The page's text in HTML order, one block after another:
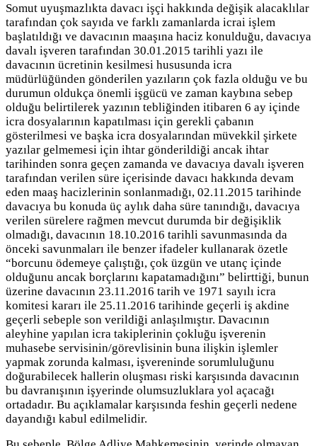
Somut uyuşmazlıkta davacı işçi hakkında değişik alacaklılar
tarafından çok sayıda ve farklı zamanlarda icrai işlem
başlatıldığı ve davacının maaşına haciz konulduğu, davacıya
davalı işveren tarafından 30.01.2015 tarihli yazı ile
davacının ücretinin kesilmesi hususunda icra
müdürlüğünden gönderilen yazıların çok fazla olduğu ve bu
durumun oldukça önemli işgücü ve zaman kaybına sebep
olduğu belirtilerek yazının tebliğinden itibaren 6 ay içinde
icra dosyalarının kapatılması için gerekli çabanın
gösterilmesi ve başka icra dosyalarından müvekkil şirkete
yazılar gelmemesi için ihtar gönderildiği ancak ihtar
tarihinden sonra geçen zamanda ve davacıya davalı işveren
tarafından verilen süre içerisinde davacı hakkında devam
eden maaş hacizlerinin sonlanmadığı, 02.11.2015 tarihinde
davacıya bu konuda üç aylık daha süre tanındığı, davacıya
verilen sürelere rağmen mevcut durumda bir değişiklik
olmadığı, davacının 18.10.2016 tarihli savunmasında da
önceki savunmaları ile benzer ifadeler kullanarak özetle
“borcunu ödemeye çalıştığı, çok üzgün ve utanç içinde
olduğunu ancak borçlarını kapatamadığını” belirttiği, bunun
üzerine davacının 23.11.2016 tarih ve 1971 sayılı icra
komitesi kararı ile 25.11.2016 tarihinde geçerli iş akdine
geçerli sebeple son verildiği anlaşılmıştır. Davacının
aleyhine yapılan icra takiplerinin çokluğu işverenin
muhasebe servisinin/görevlisinin buna ilişkin işlemler
yapmak zorunda kalması, işvereninde sorumluluğunu
doğurabilecek hallerin oluşması riski karşısında davacının
bu davranışının işyerinde olumsuzluklara yol açacağı
ortadadır. Bu açıklamalar karşısında feshin geçerli nedene
dayandığı kabul edilmelidir.